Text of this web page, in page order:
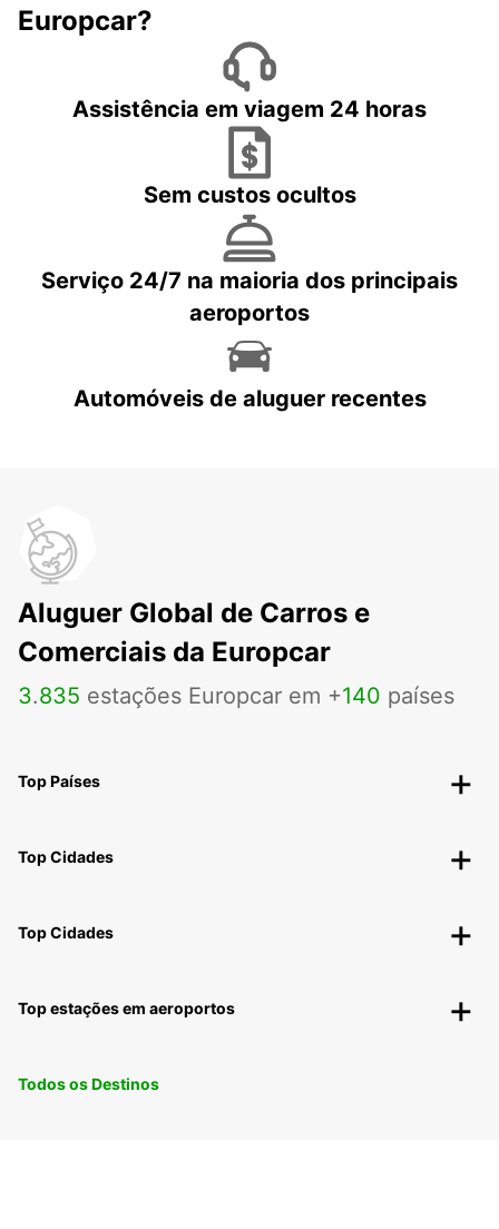
Europcar?
Assistência em viagem 24 horas
Sem custos ocultos
Serviço 24/7 na maioria dos principais
aeroportos
Automóveis de aluguer recentes
Aluguer Global de Carros e
Comerciais da Europcar
3.835 estações Europcar em +140 países
Top Países
Top Cidades
Top Cidades
Top estações em aeroportos
Todos os Destinos